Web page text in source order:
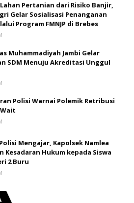
Pertanian dari Risiko Banjir,
Gelar Sosialisasi Penanganan
Program FMNJP di Brebes
Muhammadiyah Jambi Gelar
SDM Menuju Akreditasi Unggul
Polisi Warnai Polemik Retribusi
Mengajar, Kapolsek Namlea
Kesadaran Hukum kepada Siswa
2 Buru